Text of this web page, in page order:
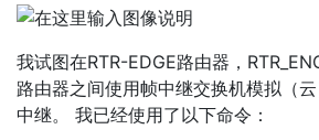
我试图在RTR-EDGE路由器，
路由器之间使用帧中继交换机模拟（
中继。 我已经使用了以下命令：